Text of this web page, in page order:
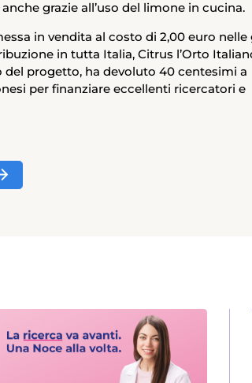
grazie all’uso del limone in cucina.
in vendita al costo di 2,00 euro nelle
in tutta Italia, Citrus l’Orto
del progetto, ha devoluto 40 centesimi a
per finanziare eccellenti ricercatori e